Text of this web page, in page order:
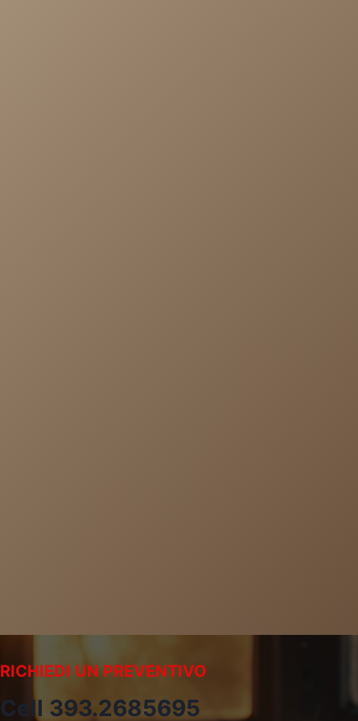
RICHIEDI UN PREVENTIVO
Cell 393.2685695